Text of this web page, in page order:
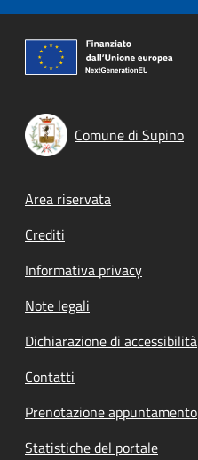
Comune di Supino
Footer menu
Area riservata
Crediti
Informativa privacy
Note legali
Dichiarazione di accessibilità
Contatti
Prenotazione appuntamento
Statistiche del portale